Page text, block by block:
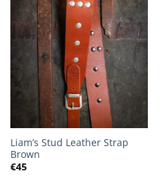
Liam’s Stud Leather Strap
Brown
€45